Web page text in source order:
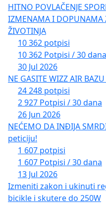
HITNO POVLAČENJE
IZMENAMA I DOPUNAMA
ŽIVOTINJA
10 362 potpisi
10 362 Potpisi / 30 dana
30 Jul 2026
NE GASITE WIZZ AIR
24 248 potpisi
2 927 Potpisi / 30 dana
26 Jun 2026
NEĆEMO DA INĐIJA
peticiju!
1 607 potpisi
1 607 Potpisi / 30 dana
13 Jul 2026
Izmeniti zakon i ukinuti
bicikle i skutere do 250W